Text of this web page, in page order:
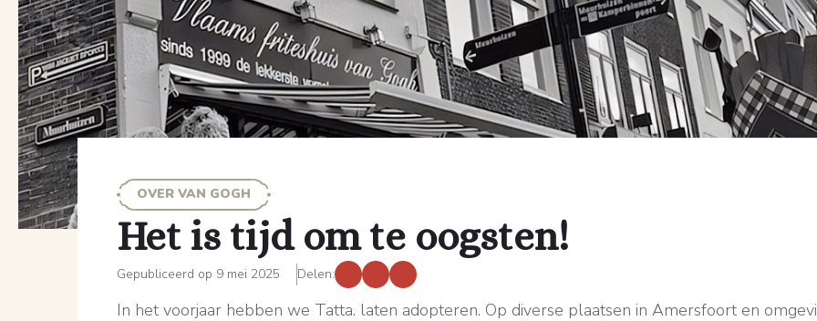
OVER VAN GOGH
Het is tijd om te oogsten!
Gepubliceerd op 9 mei 2025 Delen:
In het voorjaar hebben we Tatta. laten adopteren. Op diverse plaatsen in Amersfoort en